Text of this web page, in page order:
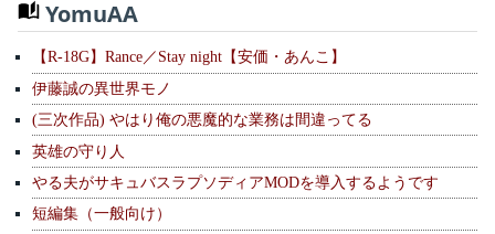
YomuAA
【R-18G】Rance／Stay night【安価・あんこ】
伊藤誠の異世界モノ
(三次作品) やはり俺の悪魔的な業務は間違ってる
英雄の守り人
やる夫がサキュバスラプソディアMODを導入するようです
短編集（一般向け）